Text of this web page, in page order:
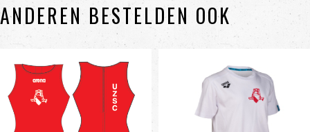
ANDEREN BESTELDEN OOK